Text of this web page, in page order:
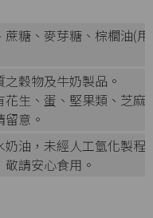
蔗糖、麥芽糖、棕櫚油(
穀物及牛奶製品。
花生、蛋、堅果類、芝
意。
奶油，未經人工氫化製
請安心食用。